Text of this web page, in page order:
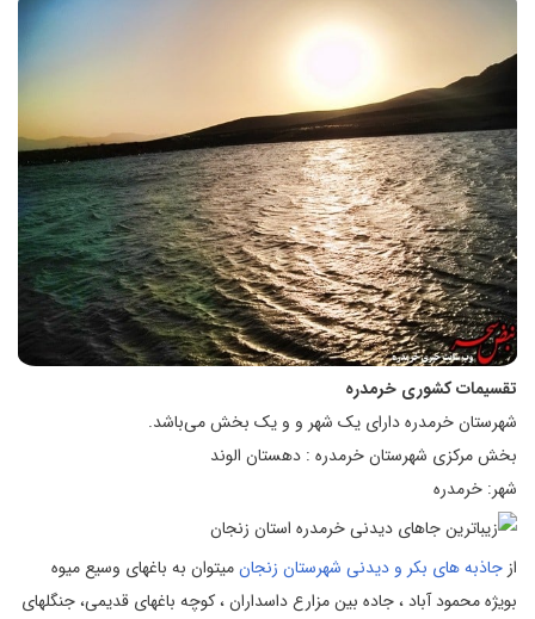
تقسیمات کشوری خرمدره
شهرستان خرمدره دارای یک شهر و و یک بخش می‌باشد.
بخش مرکزی شهرستان خرمدره :‌ دهستان الوند
شهر: خرمدره
از جاذبه های بکر و دیدنی شهرستان زنجانمیتوان به باغهای وسیع میوه
بویژه محمود آباد ، جاده بین مزارع داسداران ، کوچه باغهای قدیمی، جنگلهای